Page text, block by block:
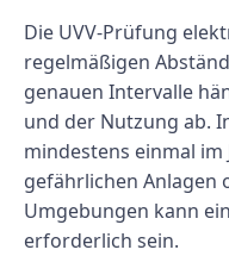
Die UVV-Prüfung
regelmäßigen
genauen Intervalle
und der Nutzung ab.
mindestens einmal im
gefährlichen Anlagen
Umgebungen kann
erforderlich sein.